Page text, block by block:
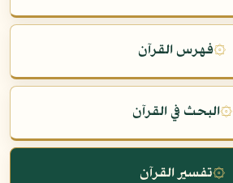
۞فهرس القرآن
۞البحث في القرآن
۞تفسير القرآن